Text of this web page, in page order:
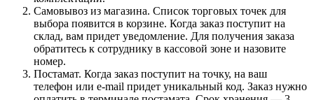
Самовывоз из магазина. Список торговых точек для
выбора появится в корзине. Когда заказ поступит на
склад, вам придет уведомление. Для получения заказа
обратитесь к сотруднику в кассовой зоне и назовите
номер.
Постамат. Когда заказ поступит на точку, на ваш
телефон или e-mail придет уникальный код. Заказ нужно